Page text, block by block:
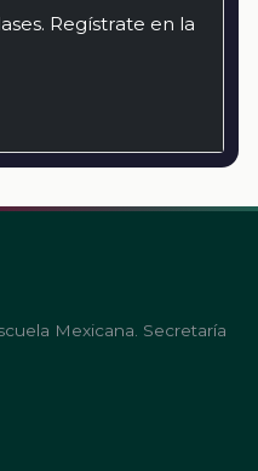
Regístrate en la
Mexicana. Secretaría